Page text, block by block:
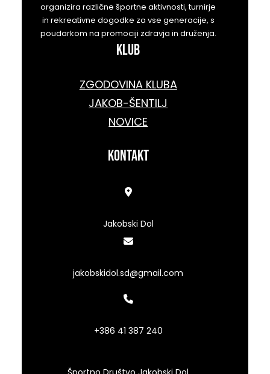
organizira različne športne aktivnosti, turnirje
in rekreativne dogodke za vse generacije, s
poudarkom na promociji zdravja in druženja.
KLUB
ZGODOVINA KLUBA
JAKOB-ŠENTILJ
NOVICE
kontakt
Jakobski Dol
jakobskidol.sd@gmail.com
+386 41 387 240